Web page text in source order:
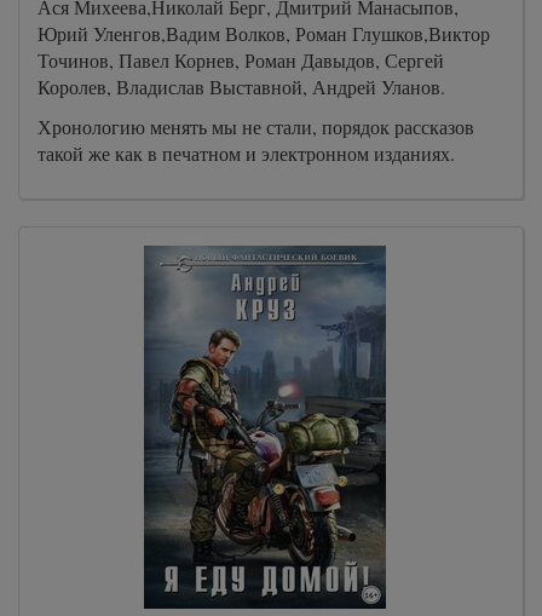
Ася Михеева,Николай Берг, Дмитрий Манасыпов,
Юрий Уленгов,Вадим Волков, Роман Глушков,Виктор
Точинов, Павел Корнев, Роман Давыдов, Сергей
Королев, Владислав Выставной, Андрей Уланов.
Хронологию менять мы не стали, порядок рассказов
такой же как в печатном и электронном изданиях.